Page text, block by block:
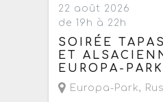
22 août 2026
de 19h à 22h
SOIRÉE
ET
EUROPA-PARK
Europa-Park,